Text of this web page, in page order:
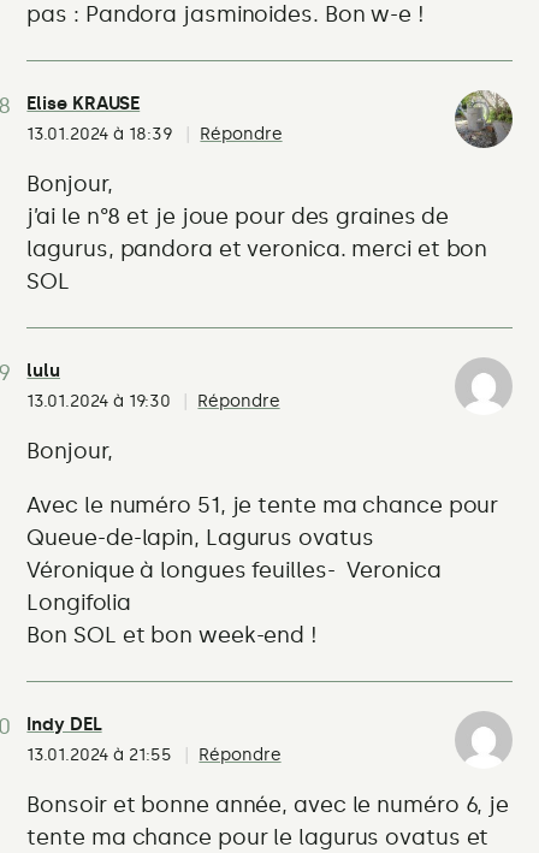
pas : Pandora jasminoides. Bon w-e !
Elise KRAUSE
13.01.2024 à 18:39 Répondre
Bonjour,
j’ai le n°8 et je joue pour des graines de
lagurus, pandora et veronica. merci et bon
SOL
lulu
13.01.2024 à 19:30 Répondre
Bonjour,
Avec le numéro 51, je tente ma chance pour
Queue-de-lapin, Lagurus ovatus
Véronique à longues feuilles- Veronica
Longifolia
Bon SOL et bon week-end !
Indy DEL
13.01.2024 à 21:55 Répondre
Bonsoir et bonne année, avec le numéro 6, je
tente ma chance pour le lagurus ovatus et